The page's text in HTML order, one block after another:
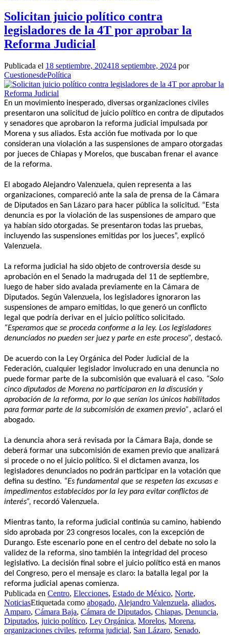
Solicitan juicio político contra
legisladores de la 4T por aprobar la
Reforma Judicial
Publicada el 18 septiembre, 202418 septiembre, 2024 por
CuestionesdePolítica
En un movimiento inesperado, diversas organizaciones civiles
presentaron una solicitud de juicio político en contra de diputados
y senadores que aprobaron la reforma judicial impulsada por
Morena y sus aliados. Esta acción fue motivada por lo que
consideran una violación a las suspensiones de amparo otorgadas
por jueces de Chiapas y Morelos, que buscaban frenar el avance
de la reforma.
El abogado Alejandro Valenzuela, quien representa a las
organizaciones, compareció ante la sala de prensa de la Cámara
de Diputados en San Lázaro para hacer pública la solicitud. “Esta
denuncia es por la violación de las suspensiones de amparo que
ya habían sido otorgadas. Se presentaron todas las pruebas,
incluyendo las suspensiones emitidas por los jueces”, explicó
Valenzuela.
La reforma judicial ha sido objeto de controversia desde su
aprobación en el Senado la madrugada del 11 de septiembre,
luego de haber sido avalada previamente en la Cámara de
Diputados. Según Valenzuela, los legisladores ignoraron las
suspensiones de amparo emitidas, lo que generó un conflicto
legal que podría derivar en el juicio político solicitado.
“Esperamos que se proceda conforme a la ley. Los legisladores
denunciados no pueden ser juez y parte en este proceso”, destacó.
De acuerdo con la Ley Orgánica del Poder Judicial de la
Federación, cualquier legislador involucrado en una denuncia no
puede formar parte de la subcomisión que evaluará el caso. “Solo
cinco diputados de Morena no participaron en la discusión y
aprobación de la reforma, por lo que serían los únicos habilitados
para formar parte de la subcomisión de examen previo”, aclaró el
abogado.
La denuncia ahora será revisada por la Cámara Baja, donde se
deberá formar una subcomisión de examen previo que analizará
si procede o no el juicio político. Si el dictamen avanza, los
legisladores denunciados no podrán participar en la votación que
defina su destino. “Es fundamental que se respeten las excusas e
impedimentos establecidos por la ley para evitar conflictos de
interés”, recordó Valenzuela.
Mientras tanto, la reforma judicial continúa su camino, habiendo
sido aprobada por 23 congresos locales, con la excepción de
Durango. Este escenario pone en el centro del debate no solo la
validez de la reforma, sino también la integridad del proceso
legislativo. La decisión final sobre el juicio político está en manos
del Congreso, pero el mensaje es claro: la batalla legal por la
reforma judicial apenas comienza.
Publicada en Centro, Elecciones, Estado de México, Norte,
NoticiasEtiquetada como abogado, Alejandro Valenzuela, aliados,
Amparo, Cámara Baja, Cámara de Diputados, Chiapas, Denuncia,
Diputados, juicio político, Ley Orgánica, Morelos, Morena,
organizaciones civiles, reforma judicial, San Lázaro, Senado,